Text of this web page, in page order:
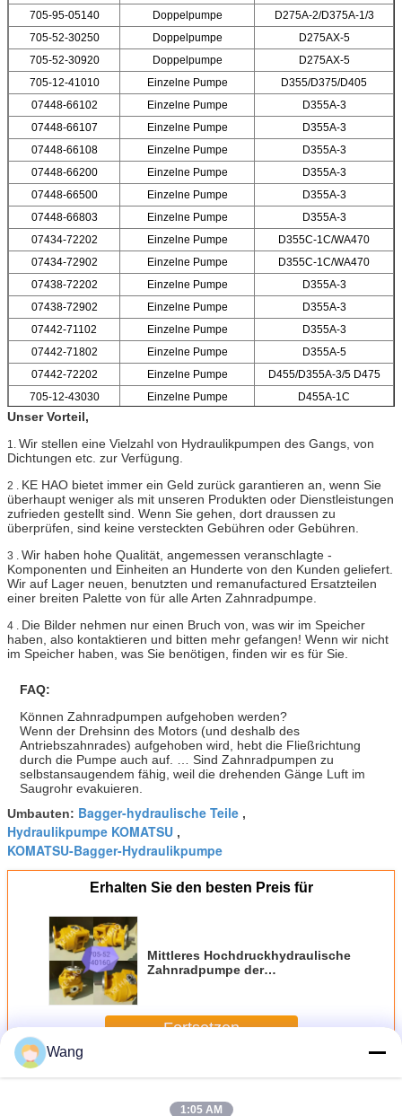
705-95-05140
Doppelpumpe
D275A-2/D375A-1/3
705-52-30250
Doppelpumpe
D275AX-5
705-52-30920
Doppelpumpe
D275AX-5
705-12-41010
Einzelne Pumpe
D355/D375/D405
07448-66102
Einzelne Pumpe
D355A-3
07448-66107
Einzelne Pumpe
D355A-3
07448-66108
Einzelne Pumpe
D355A-3
07448-66200
Einzelne Pumpe
D355A-3
07448-66500
Einzelne Pumpe
D355A-3
07448-66803
Einzelne Pumpe
D355A-3
07434-72202
Einzelne Pumpe
D355C-1C/WA470
07434-72902
Einzelne Pumpe
D355C-1C/WA470
07438-72202
Einzelne Pumpe
D355A-3
07438-72902
Einzelne Pumpe
D355A-3
07442-71102
Einzelne Pumpe
D355A-3
07442-71802
Einzelne Pumpe
D355A-5
07442-72202
Einzelne Pumpe
D455/D355A-3/5 D475
705-12-43030
Einzelne Pumpe D455A-1C
Unser Vorteil,
1. Wir stellen eine Vielzahl von Hydraulikpumpen des Gangs, von
Dichtungen etc. zur Verfügung.
2 . KE HAO bietet immer ein Geld zurück garantieren an, wenn Sie
überhaupt weniger als mit unseren Produkten oder Dienstleistungen
zufrieden gestellt sind. Wenn Sie gehen, dort draussen zu
überprüfen, sind keine versteckten Gebühren oder Gebühren.
3 . Wir haben hohe Qualität, angemessen veranschlagte -
Komponenten und Einheiten an Hunderte von den Kunden geliefert.
Wir auf Lager neuen, benutzten und remanufactured Ersatzteilen
einer breiten Palette von für alle Arten Zahnradpumpe.
4 . Die Bilder nehmen nur einen Bruch von, was wir im Speicher
haben, also kontaktieren und bitten mehr gefangen! Wenn wir nicht
im Speicher haben, was Sie benötigen, finden wir es für Sie.
FAQ:
Können Zahnradpumpen aufgehoben werden?
Wenn der Drehsinn des Motors (und deshalb des
Antriebszahnrades) aufgehoben wird, hebt die Fließrichtung
durch die Pumpe auch auf. … Sind Zahnradpumpen zu
selbstansaugendem fähig, weil die drehenden Gänge Luft im
Saugrohr evakuieren.
Umbauten: Bagger-hydraulische Teile ,
Hydraulikpumpe KOMATSU ,
KOMATSU-Bagger-Hydraulikpumpe
Erhalten Sie den besten Preis für
Mittleres Hochdruckhydraulische
Zahnradpumpe der
Fortsetzen
MehrKOMATSU-Zahnradpumpe
Wang
1:05 AM